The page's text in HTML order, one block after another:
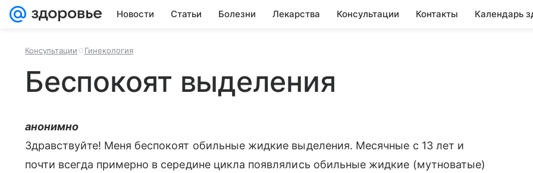
Новости Статьи Болезни Лекарства Консультации Контакты Календарь
Консультации Гинекология
Беспокоят выделения
анонимно
Здравствуйте! Меня беспокоят обильные жидкие выделения. Месячные с 13 лет и
почти всегда примерно в середине цикла появлялись обильные жидкие (мутноватые)